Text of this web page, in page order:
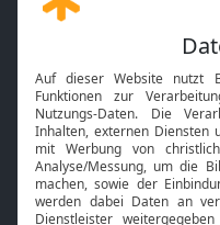
Gott und Bibel erklärt
Neuigkeiten